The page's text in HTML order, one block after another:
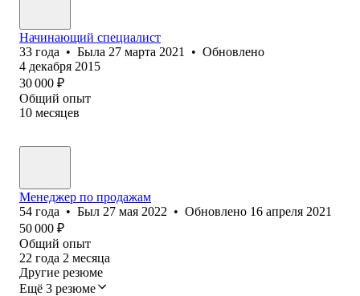
Начинающий специалист
33 года • Была 27 марта 2021 • Обновлено
4 декабря 2015
30 000 ₽
Общий опыт
10 месяцев
Менеджер по продажам
54 года • Был 27 мая 2022 • Обновлено 16 апреля 2021
50 000 ₽
Общий опыт
22 года 2 месяца
Другие резюме
Ещё 3 резюме